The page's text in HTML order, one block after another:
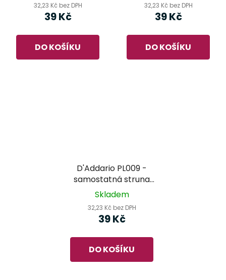
32,23 Kč bez DPH
39 Kč
DO KOŠÍKU
32,23 Kč bez DPH
39 Kč
DO KOŠÍKU
D'Addario PL009 -
samostatná struna
pro kytaru
Skladem
32,23 Kč bez DPH
39 Kč
DO KOŠÍKU